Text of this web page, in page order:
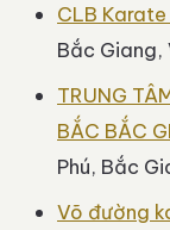
CLB Karate
Bắc Giang,
TRUNG
BẮC BẮC
Phú, Bắc
Võ đường